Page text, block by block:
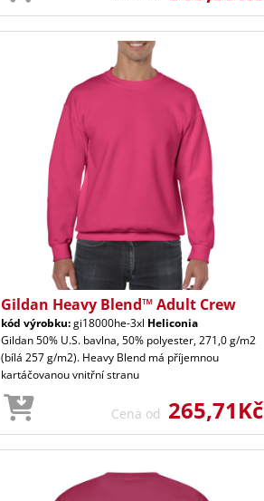
Gildan Heavy Blend™ Adult Crew
kód výrobku:gi18000he-3xl Heliconia
Gildan 50% U.S. bavlna, 50% polyester, 271,0 g/m2
(bílá 257 g/m2). Heavy Blend má příjemnou
kartáčovanou vnitřní stranu
Cena od 265,71Kč